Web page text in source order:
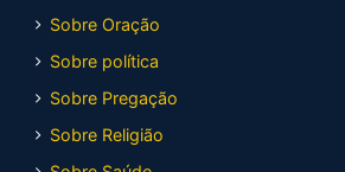
Sobre Oração
Sobre política
Sobre Pregação
Sobre Religião